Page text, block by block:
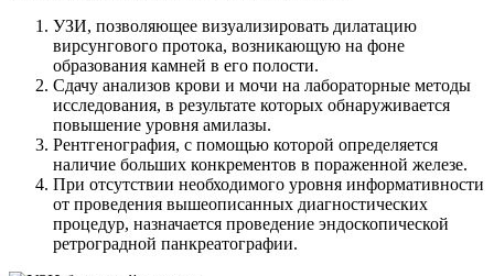
УЗИ, позволяющее визуализировать дилатацию
вирсунгового протока, возникающую на фоне
образования камней в его полости.
Сдачу анализов крови и мочи на лабораторные методы
исследования, в результате которых обнаруживается
повышение уровня амилазы.
Рентгенография, с помощью которой определяется
наличие больших конкрементов в пораженной железе.
При отсутствии необходимого уровня информативности
от проведения вышеописанных диагностических
процедур, назначается проведение эндоскопической
ретроградной панкреатографии.